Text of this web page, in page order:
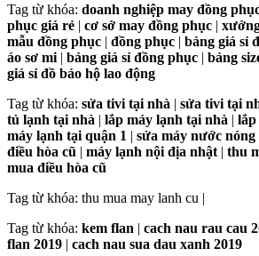
Tag từ khóa: doanh nghiệp may đồng
phục giá rẻ | cơ sở may đồng phục |
mẫu đồng phục | đồng phục | bảng giá sỉ
áo sơ mi | bảng giá sỉ đồng phục | bảng
giá sỉ đồ bảo hộ lao động
Tag từ khóa: sửa tivi tại nhà | sửa tivi tại
tủ lạnh tại nhà | lắp máy lạnh tại nhà | lắp
máy lạnh tại quận 1 | sửa máy nước nóng
điều hòa cũ | máy lạnh nội địa nhật | thu
mua điều hòa cũ
Tag từ khóa: thu mua may lanh cu |
Tag từ khóa: kem flan | cach nau rau cau
flan 2019 | cach nau sua dau xanh 2019